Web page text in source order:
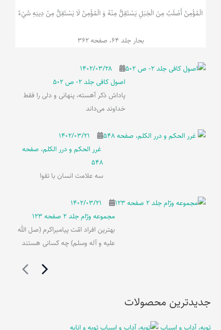
الْمُؤْمِنُ‌ أَصْلَبُ‌ مِنَ‌ الْجَبَلِ‌ یَسْتَقِلُّ مِنْهُ وَ الْمُؤْمِنُ لَا يَسْتَقِلُّ مِنْ دِينِهِ شَيْ‌ءٌ
بحار جلد 64، صفحه 362
۱۴۰۲/۰۳/۲۸
اصول کافی جلد 2- ص 502
پاداش ذکر آهسته، پنهانی و دلی را فقط
خداوند می‌داند
۱۴۰۲/۰۳/۲۱
غرر الحکم و درر الکلم، صفحه
548
سه علامت انسان با تقوا
۱۴۰۲/۰۳/۲۱
مجموعه ورّام جلد 2 صفحه 123
بهترین افراد امّت پیامبراکرم (صل الله
علیه و آله وسلم) چه کسانی هستند
جدیدترین محصولات
توبه، آداب و اسباب